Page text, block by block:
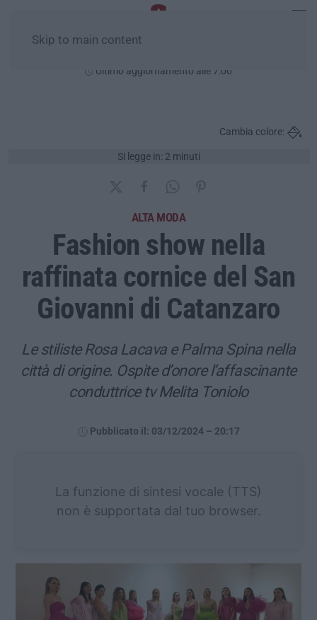
Skip to main content
Ultimo aggiornamento alle 7:00
Si legge in: 2 minuti
Cambia colore:
ALTA MODA
Fashion show nella
raffinata cornice del San
Giovanni di Catanzaro
Le stiliste Rosa Lacava e Palma Spina nella
città di origine. Ospite d’onore l’affascinante
conduttrice tv Melita Toniolo
Pubblicato il: 03/12/2024 – 20:17
La funzione di sintesi vocale (TTS)
non è supportata dal tuo browser.